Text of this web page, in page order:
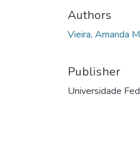
Authors
Vieira, Amanda
Publisher
Universidade